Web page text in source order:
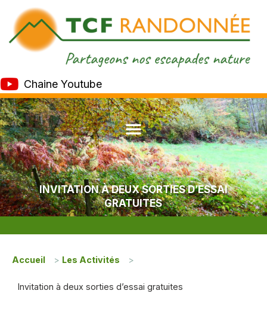
Chaine Youtube
INVITATION À DEUX SORTIES D’ESSAI
GRATUITES
Accueil > Les Activités >
Invitation à deux sorties d’essai gratuites